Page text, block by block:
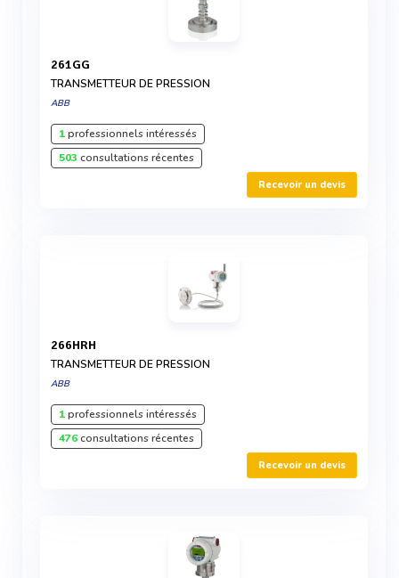
261GG
TRANSMETTEUR DE PRESSION
ABB
1professionnels intéressés
503 consultations récentes
Recevoir un devis
266HRH
TRANSMETTEUR DE PRESSION
ABB
1professionnels intéressés
476consultations récentes
Recevoir un devis